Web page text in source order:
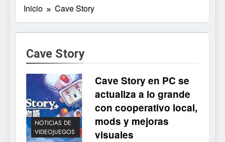
Inicio Cave Story
Cave Story
NOTICIAS DE
VIDEOJUEGOS
Cave Story en PC se
actualiza a lo grande
con cooperativo local,
mods y mejoras
visuales
5
tendrá su primer CCG digital
para PC y móviles
NOTICIAS DE VIDEOJUEGOS
6
Onimusha: Way of the Sword